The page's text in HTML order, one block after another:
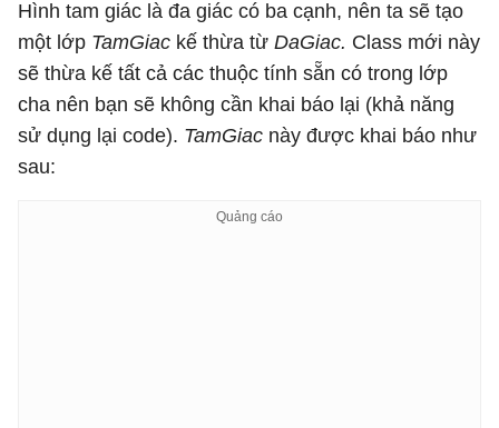
Hình tam giác là đa giác có ba cạnh, nên ta sẽ tạo
một lớp TamGiac kế thừa từ DaGiac. Class mới này
sẽ thừa kế tất cả các thuộc tính sẵn có trong lớp
cha nên bạn sẽ không cần khai báo lại (khả năng
sử dụng lại code). TamGiac này được khai báo như
sau: